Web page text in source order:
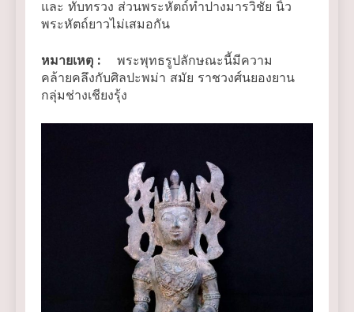
และ ทับทรวง ส่วนพระหัตถ์ทำปางมารวิชัย นิ้ว
พระหัตถ์ยาวไม่เสมอกัน
หมายเหตุ : พระพุทธรูปลักษณะนี้มีความ
คล้ายคลึงกับศิลปะพม่า สมัย ราชวงศ์นยองยาน
กลุ่มช่างเชียงรุ้ง